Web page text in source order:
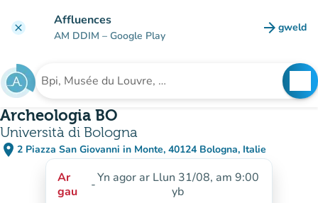
clear Affluences
AM DDIM – Google Play arrow_forward gweld
(tab
Chwilio am sefydliad
Archeologia BO
Università di Bologna
place 2 Piazza San Giovanni in Monte, 40124 Bologna, Italie
(agor yn Google Maps)
(tab newydd)
Ar
gau
-Yn agor ar Llun 31/08, am 9:00
yb